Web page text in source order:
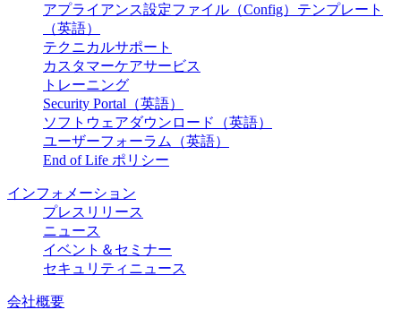
アプライアンス設定ファイル（Config）テンプレート
（英語）
テクニカルサポート
カスタマーケアサービス
トレーニング
Security Portal（英語）
ソフトウェアダウンロード（英語）
ユーザーフォーラム（英語）
End of Life ポリシー
インフォメーション
プレスリリース
ニュース
イベント＆セミナー
セキュリティニュース
会社概要